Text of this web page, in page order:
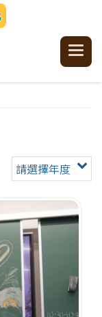
請選擇年度